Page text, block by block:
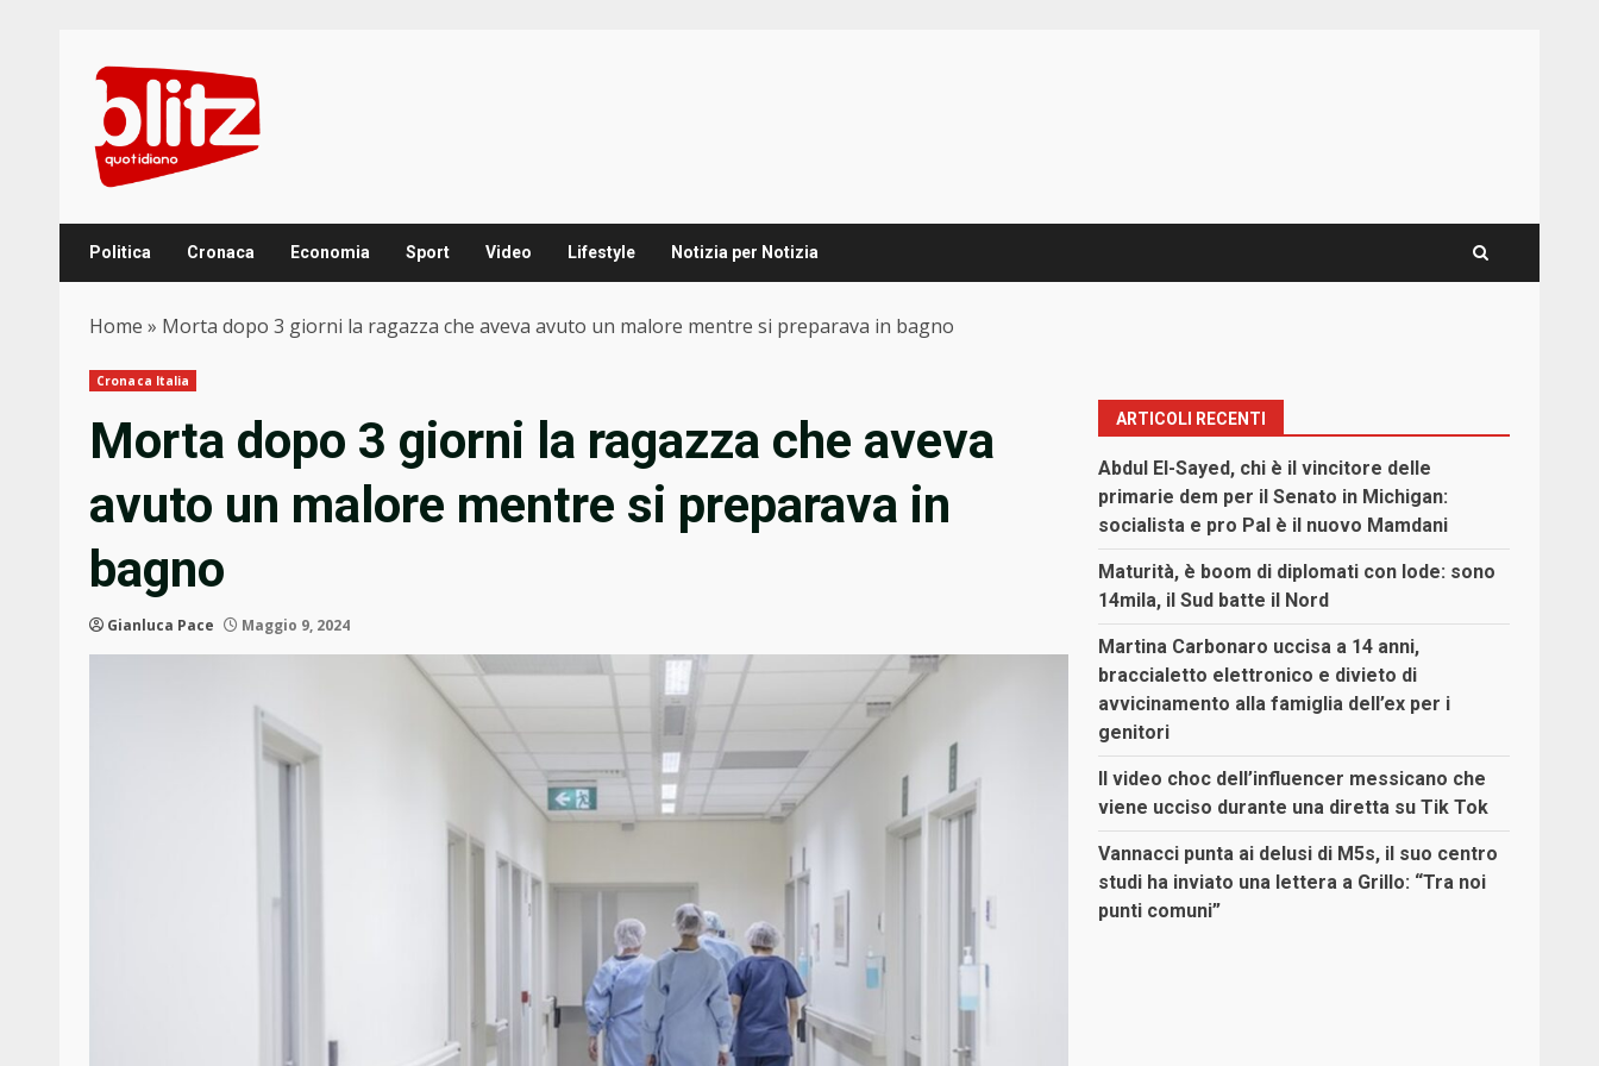
content
Politica Cronaca Economia Sport Video Lifestyle Notizia per Notizia
Home » Morta dopo 3 giorni la ragazza che aveva avuto un malore mentre si preparava in bagno
Cronaca Italia
Morta dopo 3 giorni la ragazza che aveva
avuto un malore mentre si preparava in
bagno
Gianluca Pace Maggio 9, 2024
ARTICOLI RECENTI
Abdul El-Sayed, chi è il vincitore delle
primarie dem per il Senato in Michigan:
socialista e pro Pal è il nuovo Mamdani
Maturità, è boom di diplomati con lode: sono
14mila, il Sud batte il Nord
Martina Carbonaro uccisa a 14 anni,
braccialetto elettronico e divieto di
avvicinamento alla famiglia dell’ex per i
genitori
Il video choc dell’influencer messicano che
viene ucciso durante una diretta su Tik Tok
Vannacci punta ai delusi di M5s, il suo centro
studi ha inviato una lettera a Grillo: “Tra noi
punti comuni”